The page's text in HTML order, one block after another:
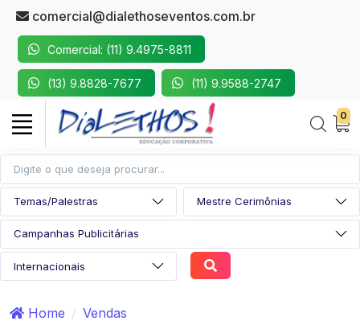
comercial@dialethoseventos.com.br
Comercial: (11) 9.4975-8811
(13) 9.8828-7677 (11) 9.9588-2747
0
Home
Vendas